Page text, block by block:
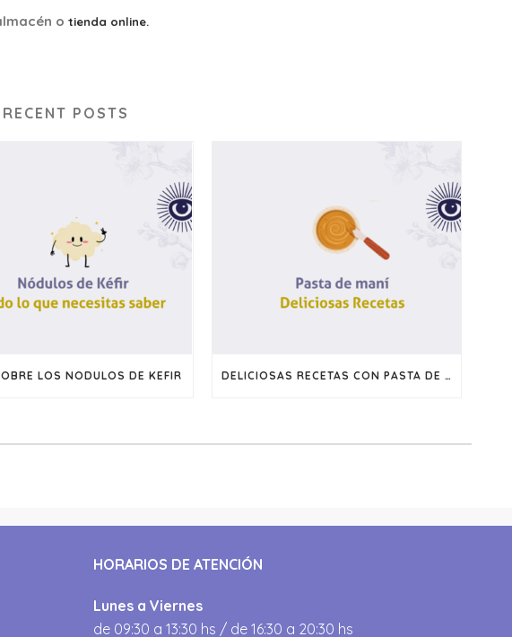
otienda online.
RECENT POSTS
LOS NODULOS DE KEFIR DELICIOSAS RECETAS CON PASTA DE MANI
HORARIOS DE ATENCIÓN
Lunes a Viernes
de 09:30 a 13:30 hs / de 16:30 a 20:30 hs